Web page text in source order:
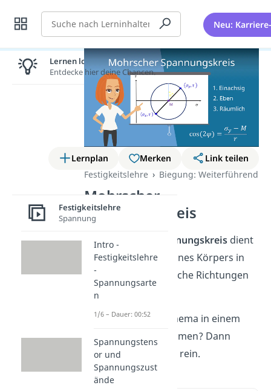
Suche Neu:
Lernplan Merken
Link teilen
Festigkeitslehre
Biegung: Weiterführend
Mohrscher
Spannungskreis
DerMohrsche Spannungskreisdient
dazu Spannungen eines Körpers in
verschiedene räumliche Richtungen
zu analysieren.
Möchtetst du das Thema in einem
Video erklärt bekommen? Dann
schau doch
mal rein.
Lernen lohnt sich!
Entdecke hier deine Chancen.
Festigkeitslehre
Spannung
Intro -
Festigkeitslehre
-
Spannungsarte
n
1/6 – Dauer: 00:52
Spannungstens
or und
Spannungszust
ände